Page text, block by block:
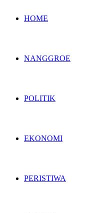
HOME
NANGGROE
POLITIK
EKONOMI
PERISTIWA